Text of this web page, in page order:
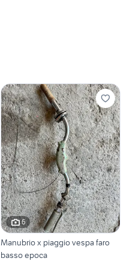
6
Manubrio x piaggio vespa faro
basso epoca